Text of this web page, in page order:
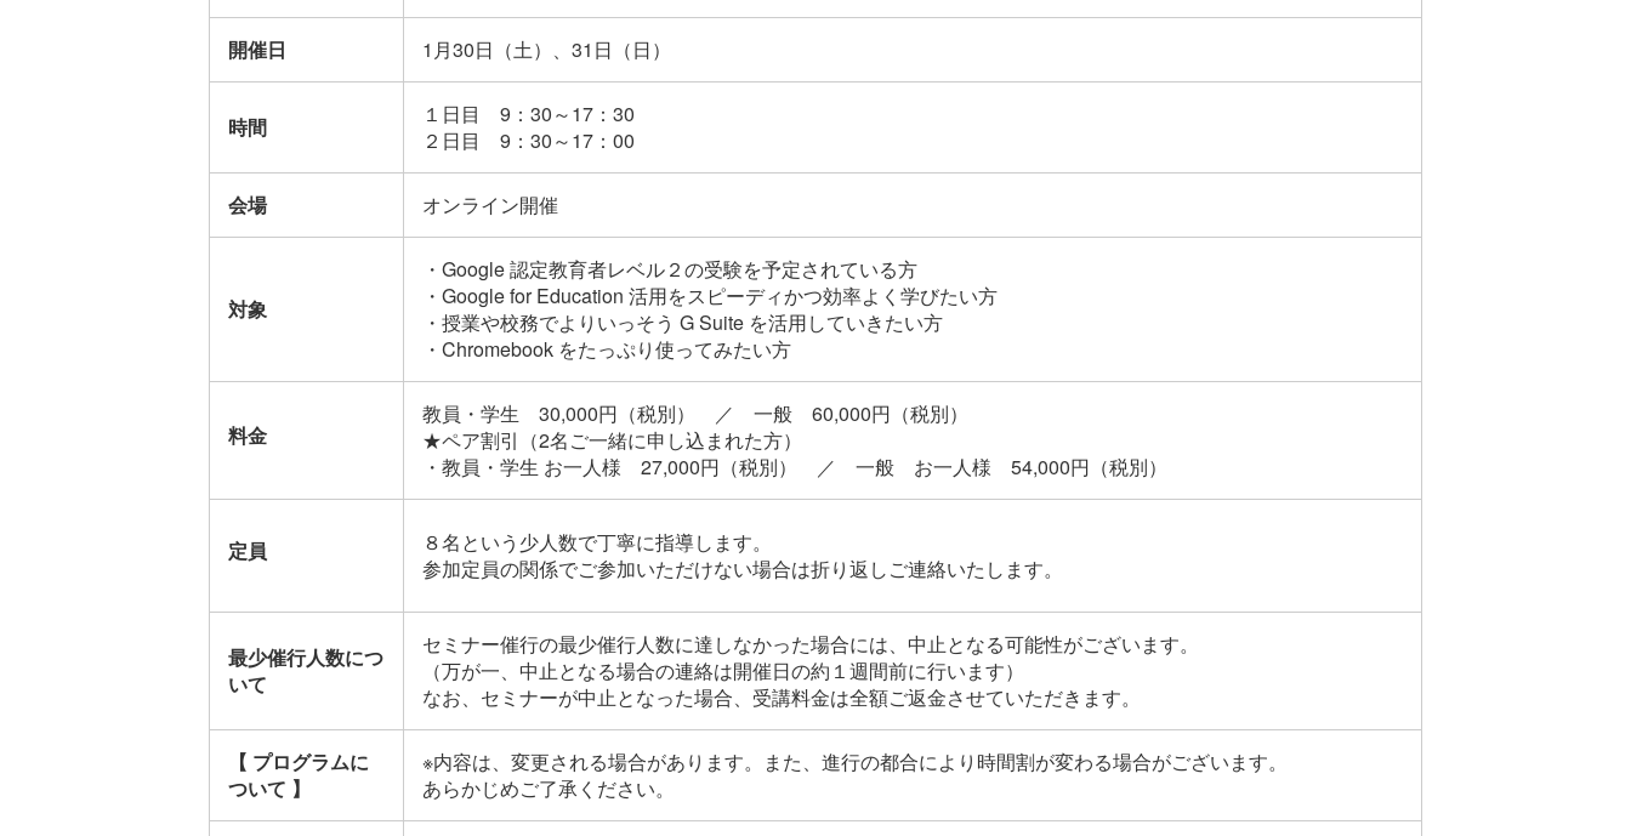
開催日 1月30日（土）、31日（日）
時間
１日目 9：30～17：30
２日目 9：30～17：00
会場 オンライン開催
対象
・Google 認定教育者レベル２の受験を予定されている方
・Google for Education 活用をスピーディかつ効率よく学びたい方
・授業や校務でよりいっそう G Suite を活用していきたい方
・Chromebook をたっぷり使ってみたい方
料金
教員・学生 30,000円（税別） ／ 一般 60,000円（税別）
★ペア割引（2名ご一緒に申し込まれた方）
・教員・学生 お一人様 27,000円（税別） ／ 一般 お一人様 54,000円（税別）
定員
８名という少人数で丁寧に指導します。
参加定員の関係でご参加いただけない場合は折り返しご連絡いたします。
最少催行人数につ
いて
セミナー催行の最少催行人数に達しなかった場合には、中止となる可能性がございます。
（万が一、中止となる場合の連絡は開催日の約１週間前に行います）
なお、セミナーが中止となった場合、受講料金は全額ご返金させていただきます。
【 プログラムに
ついて 】
※内容は、変更される場合があります。また、進行の都合により時間割が変わる場合がございます。
あらかじめご了承ください。